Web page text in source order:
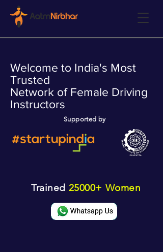
Welcome to India's Most
Trusted
Network of Female Driving
Instructors
Supported by
Trained 25000+ Women